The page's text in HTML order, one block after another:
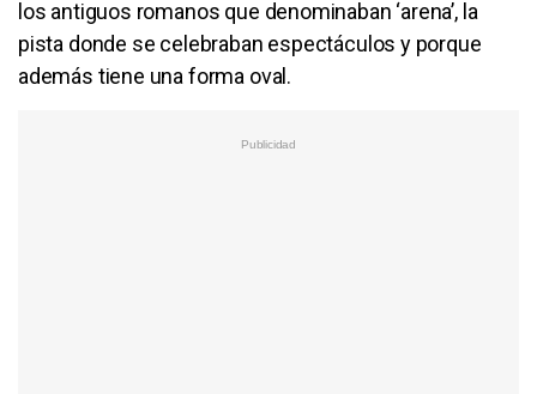
los antiguos romanos que denominaban ‘arena’, la
pista donde se celebraban espectáculos y porque
además tiene una forma oval.